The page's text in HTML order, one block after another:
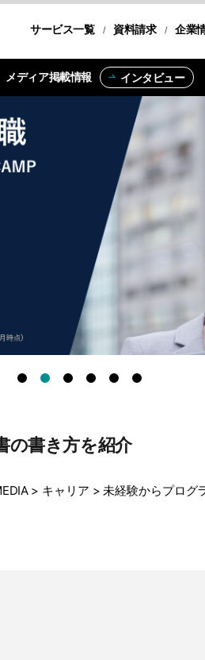
サービス一覧
転職コース 資料請求 企業
メディア掲載情報 インタビュー
の書き方を紹介
> キャリア >未経験からプログ